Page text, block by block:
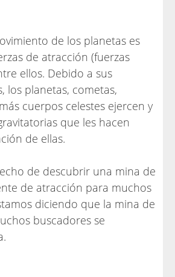
de los planetas es
de atracción (fuerzas
ellos. Debido a sus
los planetas, cometas,
cuerpos celestes ejercen y
que les hacen
de ellas.
de descubrir una mina de
de atracción para muchos
diciendo que la mina de
buscadores se